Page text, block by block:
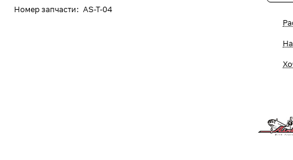
Номер запчасти: AS-T-04